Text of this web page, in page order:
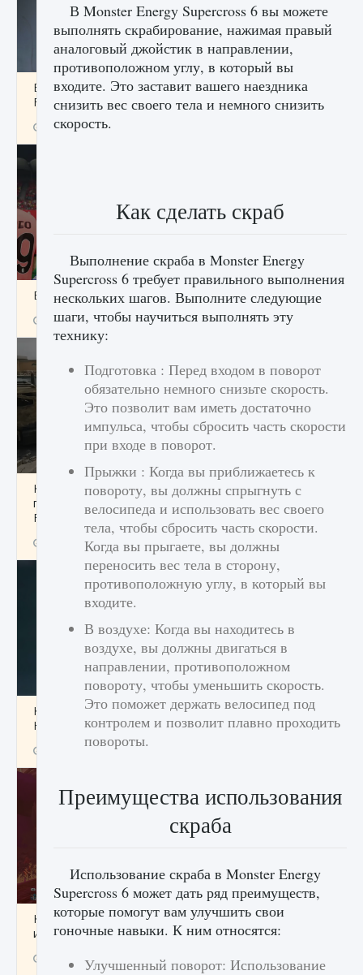
Все новые функции в режиме карьеры EA
FC 25
9 августа 2024
Входят ли «Милан» и «Интер» в EA FC 25
9 августа 2024 2 064 0 1
Как исправить текстовую ошибку
пользовательского интерфейса Delta
Force Hawk Ops
9 августа 2024 1 945 0 0
Как проверить статус сервера Delta Force
Hawk Ops
9 августа 2024
Как приручить существ джунглей Нари в
игре Creatures of Ava
9 августа 2024 0
В Monster Energy Supercross 6 вы можете
выполнять скрабирование, нажимая правый
аналоговый джойстик в направлении,
противоположном углу, в который вы
входите. Это заставит вашего наездника
снизить вес своего тела и немного снизить
скорость.
Как сделать скраб
Выполнение скраба в Monster Energy
Supercross 6 требует правильного выполнения
нескольких шагов. Выполните следующие
шаги, чтобы научиться выполнять эту
технику:
Подготовка : Перед входом в поворот
обязательно немного снизьте скорость.
Это позволит вам иметь достаточно
импульса, чтобы сбросить часть скорости
при входе в поворот.
Прыжки : Когда вы приближаетесь к
повороту, вы должны спрыгнуть с
велосипеда и использовать вес своего
тела, чтобы сбросить часть скорости.
Когда вы прыгаете, вы должны
переносить вес тела в сторону,
противоположную углу, в который вы
входите.
В воздухе: Когда вы находитесь в
воздухе, вы должны двигаться в
направлении, противоположном
повороту, чтобы уменьшить скорость.
Это поможет держать велосипед под
контролем и позволит плавно проходить
повороты.
Преимущества использования
скраба
Использование скраба в Monster Energy
Supercross 6 может дать ряд преимуществ,
которые помогут вам улучшить свои
гоночные навыки. К ним относятся:
Улучшенный поворот: Использование